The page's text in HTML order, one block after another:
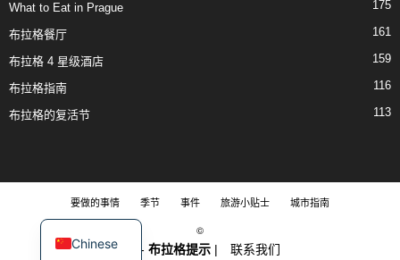
What to Eat in Prague 175
布拉格餐厅 161
布拉格 4 星级酒店 159
布拉格指南 116
布拉格的复活节 113
要做的事情 季节 事件 旅游小贴士
城市指南
©
2018- 布拉格提示| 联系我们
Chinese